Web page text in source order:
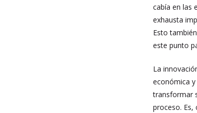
cabía en las
exhausta
Esto
este punto
La
económica
transformar
proceso.